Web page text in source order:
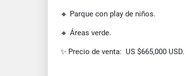
🔸 Parque con play de niños.
🔸 Áreas verde.
✨ Precio de venta: US $665,000 USD.